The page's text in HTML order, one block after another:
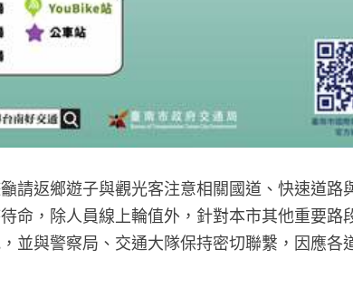
請返鄉遊子與觀光客注意相關國道、快速道路
命，除人員線上輪值外，針對本市其他重要路
並與警察局、交通大隊保持密切聯繫，因應各